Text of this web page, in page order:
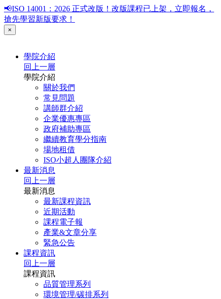
📢ISO 14001：2026 正式改版！改版課程已上架，立即報名，
搶先學習新版要求！
×
學院介紹
回上一層
學院介紹
關於我們
常見問題
講師群介紹
企業優惠專區
政府補助專區
繼續教育學分指南
場地租借
ISO小超人團隊介紹
最新消息
回上一層
最新消息
最新課程資訊
近期活動
課程電子報
產業&文章分享
緊急公告
課程資訊
回上一層
課程資訊
品質管理系列
環境管理/碳排系列